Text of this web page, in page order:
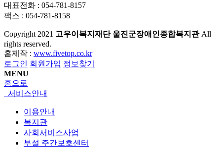
대표전화 : 054-781-8157
팩스 : 054-781-8158
Copyright 2021 고우이복지재단 울진군장애인종합복지관All
rights reserved.
홈제작 : www.fivetop.co.kr
로그인 회원가입 정보찾기
MENU
홈으로
서비스안내
이용안내
복지관
사회서비스사업
부설 주간보호센터